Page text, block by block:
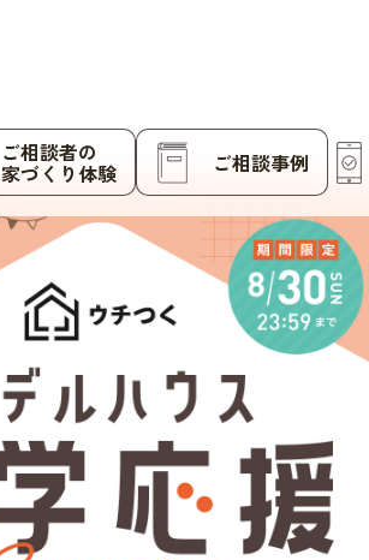
ご相談者の
家づくり体験 ご相談事例